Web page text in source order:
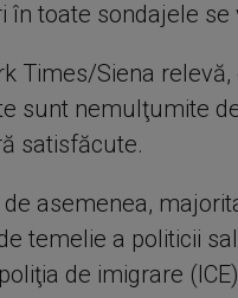
în toate sondajele se
Times/Siena
sunt nemulţumite
satisfăcute.
asemenea,
temelie a politicii
de imigrare